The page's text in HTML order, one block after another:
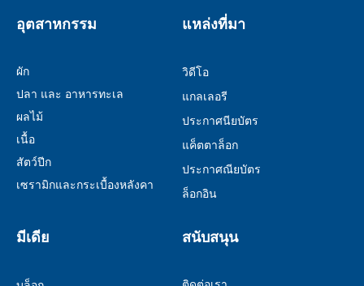
อุตสาหกรรม
ผัก
ปลา และ อาหารทะเล
ผลไม้
เนื้อ
สัตว์ปีก
เซรามิกและกระเบื้องหลังคา
แหล่งที่มา
วิดีโอ
แกลเลอรี
ประกาศนียบัตร
แค็ตตาล็อก
ประกาศณียบัตร
ล็อกอิน
มีเดีย สนับสนุน